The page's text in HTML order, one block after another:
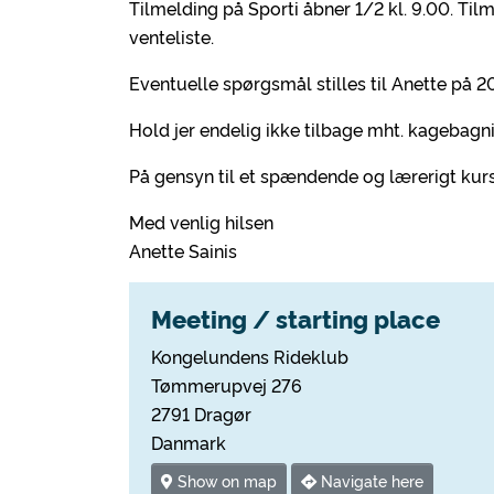
Tilmelding på Sporti åbner 1/2 kl. 9.00.
venteliste.
Eventuelle spørgsmål stilles til Anette på
Hold jer endelig ikke tilbage mht.
På gensyn til et spændende og lærerigt
Med venlig hilsen
Anette Sainis
Meeting / starting place
Kongelundens Rideklub
Tømmerupvej 276
2791 Dragør
Danmark
Show on map Navigate here